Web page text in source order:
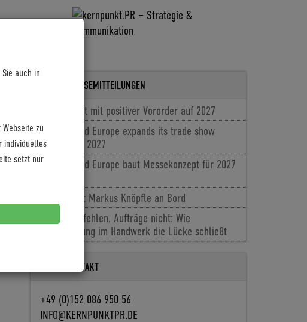
auch in
zu
individuelles
setzt nur
LETZTE PRESSEMITTEILUNGEN
Coboc blickt mit positiver Vororder auf 2027
Cyclingworld Europe expands its trade show
concept for 2027
Cyclingworld Europe baut Messekonzept für 2027
Baldiso holt Markus Knöpfle an Bord
Fachkräfte fehlen, Aufträge nicht: Wie
Digitalisierung im Handwerk die Lücke schließt
PRESSEKONTAKT
+49 (0)152 086 950 56
INFO@KERNPUNKTPR.DE